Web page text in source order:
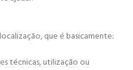
que é basicamente:
técnicas, utilização ou